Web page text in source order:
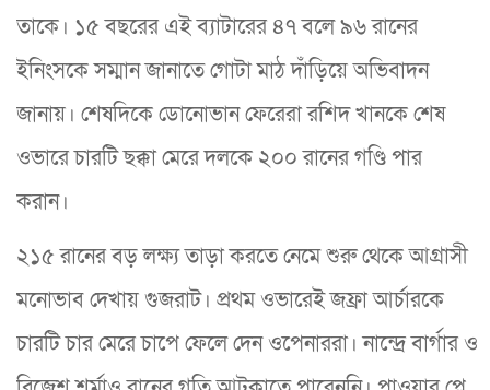
তাকে। ১৫ বছরের এই ব্যাটারের ৪৭ বলে ৯৬ রানের
ইনিংসকে সম্মান জানাতে গোটা মাঠ দাঁড়িয়ে অভিবাদন
জানায়। শেষদিকে ডোনোভান ফেরেরা রশিদ খানকে শেষ
ওভারে চারটি ছক্কা মেরে দলকে ২০০ রানের গণ্ডি পার
করান।
২১৫ রানের বড় লক্ষ্য তাড়া করতে নেমে শুরু থেকে আগ্রাসী
মনোভাব দেখায় গুজরাট। প্রথম ওভারেই জফ্রা আর্চারকে
চারটি চার মেরে চাপে ফেলে দেন ওপেনাররা। নান্দ্রে বার্গার ও